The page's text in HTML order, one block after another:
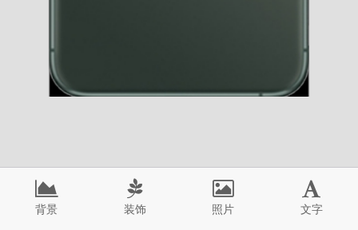
背景 装饰 照片 文字